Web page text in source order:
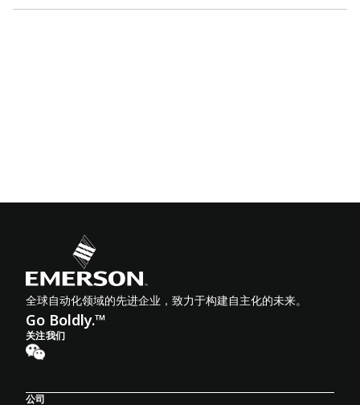
全球自动化领域的先进企业，致力于构建自主化的未来。
Go Boldly.™
关注我们
公司